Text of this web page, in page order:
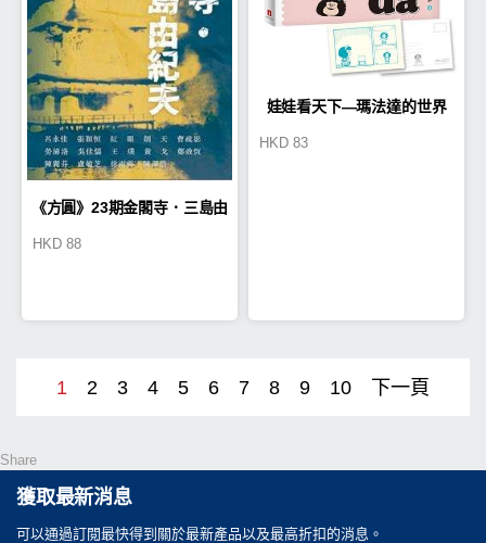
《方圓》23期金閣寺．三島由
HKD 88
娃娃看天下—瑪法達的世界
HKD 83
1 2 3 4 5 6 7 8 9 10 下一頁
Share
獲取最新消息
可以通過訂閲最快得到關於最新產品以及最高折扣的消息。